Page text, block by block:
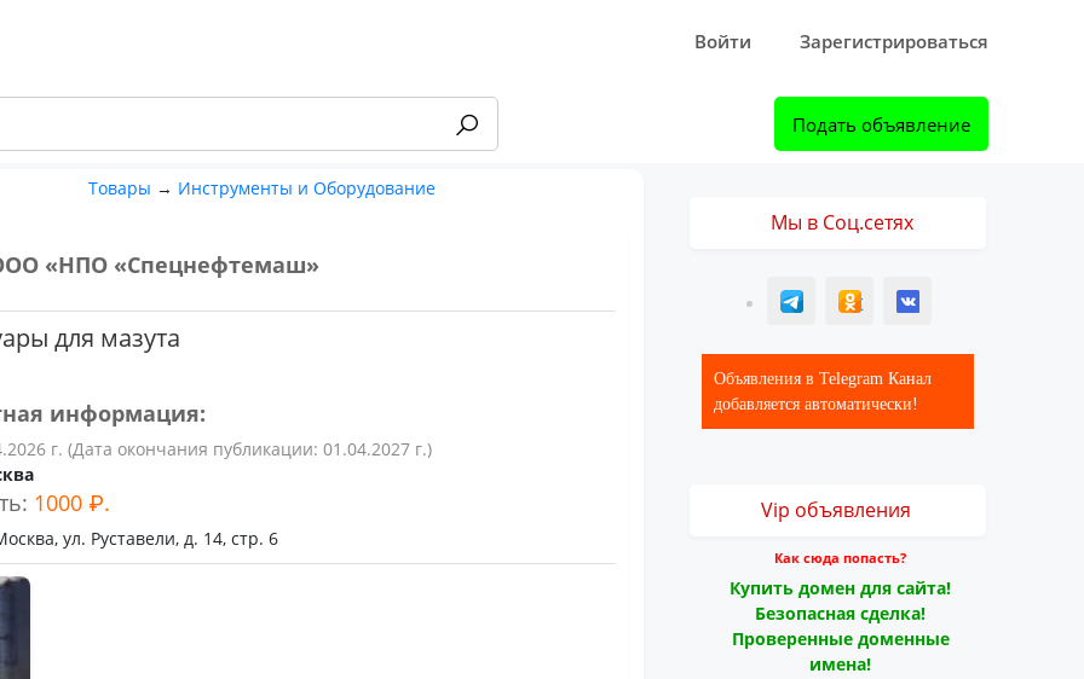
Войти Зарегистрироваться
Подать объявление
Товары → Инструменты и Оборудование
«НПО «Спецнефтемаш»
для мазута
информация:
г. (Дата окончания публикации: 01.04.2027 г.)
1000 ₽.
ул. Руставели, д. 14, стр. 6
Мы в Соц.сетях
T ОК ВК
Объявления в Telegram Канал
добавляется автоматически!
Vip объявления
Как сюда попасть?
Купить домен для сайта!
Безопасная сделка!
Проверенные доменные
имена!